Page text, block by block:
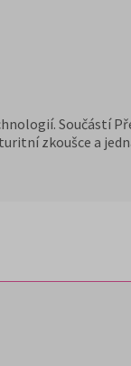
Součástí
zkoušce a